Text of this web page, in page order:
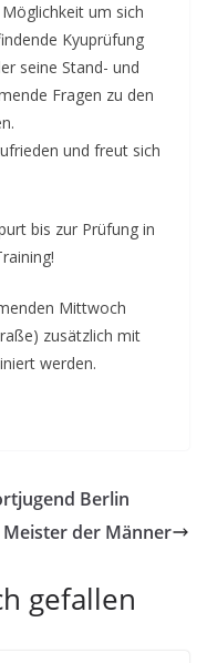
um sich
Kyuprüfung
seine Stand- und
Fragen zu den
und freut sich
bis zur Prüfung in
Mittwoch
zusätzlich mit
werden.
Berlin
der Männer
gefallen